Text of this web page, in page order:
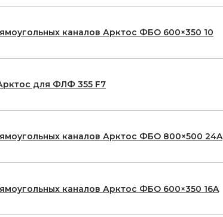
каналов Арктос ФБО 600×350 10
для ФЛФ 355 F7
каналов Арктос ФБО 800×500 24A
каналов Арктос ФБО 600×350 16A